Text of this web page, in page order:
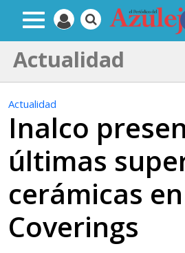
Actualidad
Actualidad
Inalco
últimas
cerámicas en
Coverings